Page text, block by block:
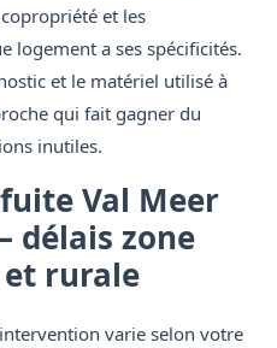
et les
logement a ses spécificités.
et le matériel utilisé à
qui fait gagner du
inutiles.
Val Meer
délais zone
rurale
varie selon votre